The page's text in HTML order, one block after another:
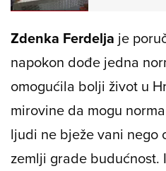
Zdenka Ferdelja je
napokon dođe jedna
omogućila bolji život u
mirovine da mogu
ljudi ne bježe vani nego
zemlji grade budućnost.